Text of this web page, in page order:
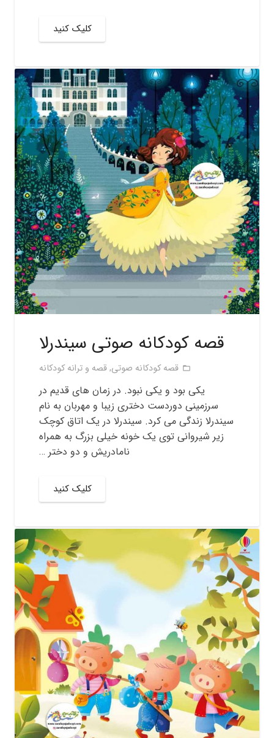
کلیک کنید
قصه کودکانه صوتی سیندرلا
folder_open قصه کودکانه صوتی,قصه و ترانه کودکانه
یکی بود و یکی نبود. در زمان های قدیم در
سرزمینی دوردست دختری زیبا و مهربان به نام
سیندرلا زندگی می کرد. سیندرلا در یک اتاق کوچک
زیر شیروانی توی یک خونه خیلی بزرگ به همراه
نامادریش و دو دختر …
کلیک کنید